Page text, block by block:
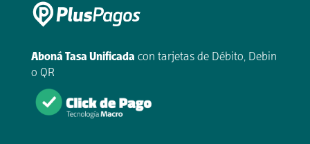
Aboná Tasa Unificada con tarjetas de Débito, Debin
o QR